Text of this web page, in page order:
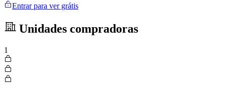
Entrar para ver grátis
Unidades compradoras
1